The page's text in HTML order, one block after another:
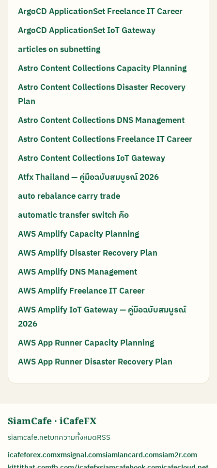
ArgoCD ApplicationSet Freelance IT Career
ArgoCD ApplicationSet IoT Gateway
articles on subnetting
Astro Content Collections Capacity Planning
Astro Content Collections Disaster Recovery
Plan
Astro Content Collections DNS Management
Astro Content Collections Freelance IT Career
Astro Content Collections IoT Gateway
Atfx Thailand — คู่มือฉบับสมบูรณ์ 2026
auto rebalance carry trade
automatic transfer switch คือ
AWS Amplify Capacity Planning
AWS Amplify Disaster Recovery Plan
AWS Amplify DNS Management
AWS Amplify Freelance IT Career
AWS Amplify IoT Gateway — คู่มือฉบับสมบูรณ์
2026
AWS App Runner Capacity Planning
AWS App Runner Disaster Recovery Plan
SiamCafe · iCafeFX
siamcafe.netบทความทั้งหมดRSS
icafeforex.comxmsignal.comsiamlancard.comsiam2r.com